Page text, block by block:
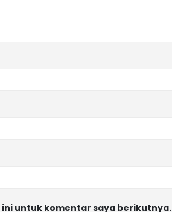
ini untuk komentar saya berikutnya.